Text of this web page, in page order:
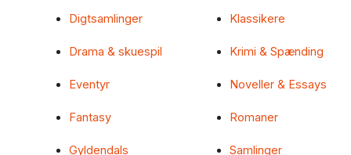
Digtsamlinger
Drama & skuespil
Eventyr
Fantasy
Gyldendals
Klassikere
Krimi & Spænding
Noveller & Essays
Romaner
Samlinger